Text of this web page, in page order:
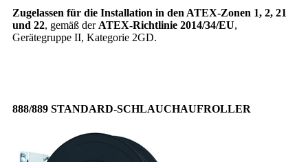
Zugelassen für die Installation in den ATEX-Zonen 1, 2, 21
und 22, gemäß der ATEX-Richtlinie 2014/34/EU,
Gerätegruppe II, Kategorie 2GD.
888/889 STANDARD-SCHLAUCHAUFROLLER